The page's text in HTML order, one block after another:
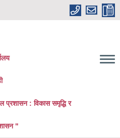
प्रशासन : विकास समृद्धि र
"